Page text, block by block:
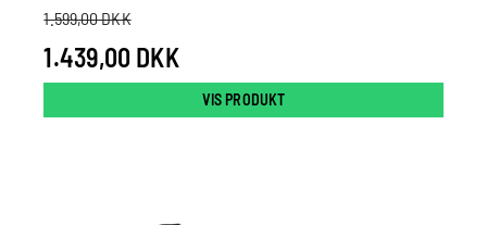
1.599,00 DKK
1.439,00 DKK
VIS PRODUKT